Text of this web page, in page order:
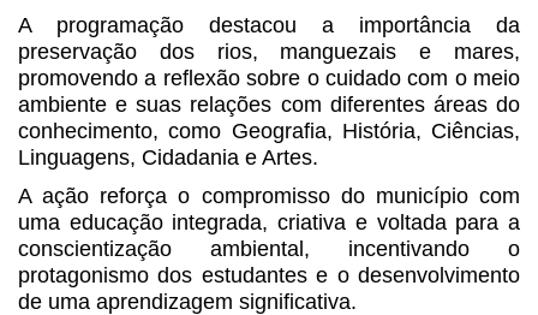
A programação destacou a importância da
preservação dos rios, manguezais e mares,
promovendo a reflexão sobre o cuidado com o meio
ambiente e suas relações com diferentes áreas do
conhecimento, como Geografia, História, Ciências,
Linguagens, Cidadania e Artes.
A ação reforça o compromisso do município com
uma educação integrada, criativa e voltada para a
conscientização ambiental, incentivando o
protagonismo dos estudantes e o desenvolvimento
de uma aprendizagem significativa.